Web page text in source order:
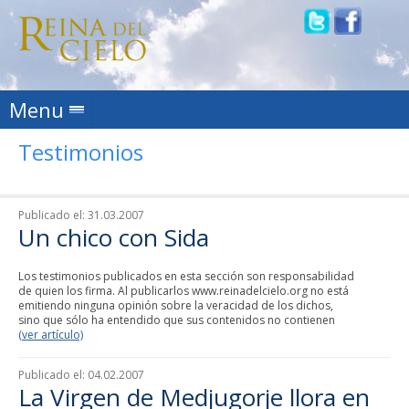
Menu Skip to content
Testimonios
Publicado el: 31.03.2007
Un chico con Sida
Los testimonios publicados en esta sección son responsabilidad
de quien los firma. Al publicarlos www.reinadelcielo.org no está
emitiendo ninguna opinión sobre la veracidad de los dichos,
sino que sólo ha entendido que sus contenidos no contienen
(ver artículo)
Publicado el: 04.02.2007
La Virgen de Medjugorje llora en